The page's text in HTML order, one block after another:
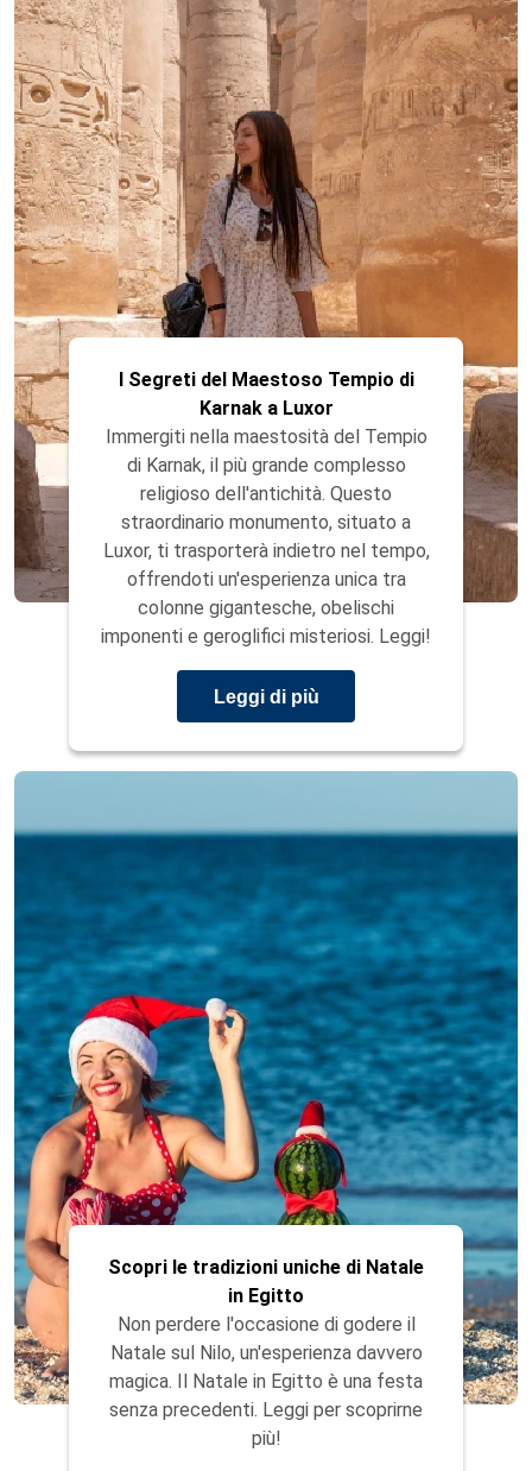
I Segreti del Maestoso Tempio di
Karnak a Luxor
Immergiti nella maestosità del Tempio
di Karnak, il più grande complesso
religioso dell'antichità. Questo
straordinario monumento, situato a
Luxor, ti trasporterà indietro nel tempo,
offrendoti un'esperienza unica tra
colonne gigantesche, obelischi
imponenti e geroglifici misteriosi. Leggi!
Leggi di più
Scopri le tradizioni uniche di Natale
in Egitto
Non perdere l'occasione di godere il
Natale sul Nilo, un'esperienza davvero
magica. Il Natale in Egitto è una festa
senza precedenti. Leggi per scoprirne
più!